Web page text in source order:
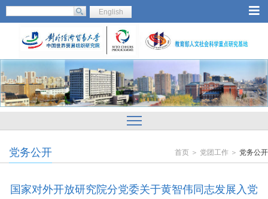
English
党务公开 首页 ＞ 党团工作 ＞ 党务公开
国家对外开放研究院分党委关于黄智伟同志发展入党